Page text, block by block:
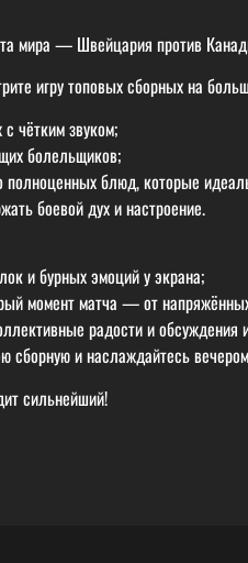
мира — Швейцария против
игру топовых сборных на
чётким звуком;
болельщиков;
блюд, которые
боевой дух и настроение.
и бурных эмоций у экрана;
момент матча — от
радости и обсуждения
сборную и наслаждайтесь
сильнейший!